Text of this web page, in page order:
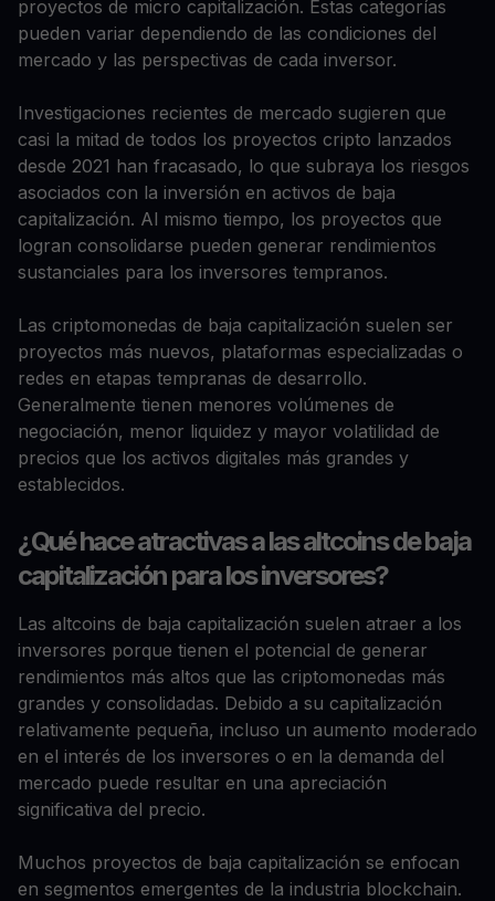
proyectos de micro capitalización. Estas categorías
pueden variar dependiendo de las condiciones del
mercado y las perspectivas de cada inversor.
Investigaciones recientes de mercado sugieren que
casi la mitad de todos los proyectos cripto lanzados
desde 2021 han fracasado, lo que subraya los riesgos
asociados con la inversión en activos de baja
capitalización. Al mismo tiempo, los proyectos que
logran consolidarse pueden generar rendimientos
sustanciales para los inversores tempranos.
Las criptomonedas de baja capitalización suelen ser
proyectos más nuevos, plataformas especializadas o
redes en etapas tempranas de desarrollo.
Generalmente tienen menores volúmenes de
negociación, menor liquidez y mayor volatilidad de
precios que los activos digitales más grandes y
establecidos.
¿Qué hace atractivas a las altcoins de baja
capitalización para los inversores?
Las altcoins de baja capitalización suelen atraer a los
inversores porque tienen el potencial de generar
rendimientos más altos que las criptomonedas más
grandes y consolidadas. Debido a su capitalización
relativamente pequeña, incluso un aumento moderado
en el interés de los inversores o en la demanda del
mercado puede resultar en una apreciación
significativa del precio.
Muchos proyectos de baja capitalización se enfocan
en segmentos emergentes de la industria blockchain.